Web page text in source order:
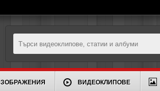
ВИДЕОКЛИПОВЕ